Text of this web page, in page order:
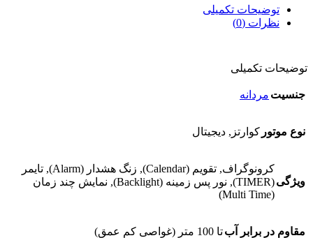
توضیحات تکمیلی
نظرات (0)
توضیحات تکمیلی
جنسیت مردانه
نوع موتور کوارتز, دیجیتال
ویژگی
کرونوگراف, تقویم (Calendar), زنگ هشدار (Alarm), تایمر
(TIMER), نور پس زمینه (Backlight), نمایش چند زمان
(Multi Time)
مقاوم در برابر آبتا 100 متر (غواصی کم عمق)